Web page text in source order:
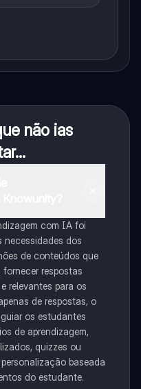
não ias
com IA foi
necessidades dos
de conteúdos que
respostas
relevantes para os
de respostas, o
os estudantes
de aprendizagem,
quizzes ou
baseada
do estudante.